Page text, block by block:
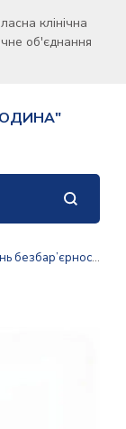
клінічна
об'єднання
безбар’єрності